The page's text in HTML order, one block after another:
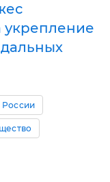
укрепление